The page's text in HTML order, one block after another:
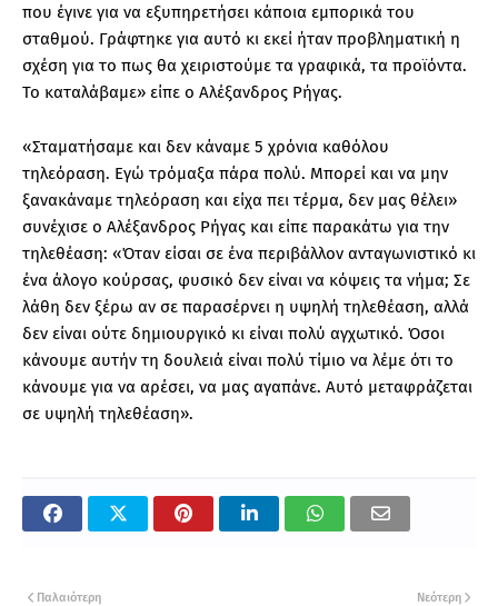
που έγινε για να εξυπηρετήσει κάποια εμπορικά του
σταθμού. Γράφτηκε για αυτό κι εκεί ήταν προβληματική η
σχέση για το πως θα χειριστούμε τα γραφικά, τα προϊόντα.
Το καταλάβαμε» είπε ο Αλέξανδρος Ρήγας.
«Σταματήσαμε και δεν κάναμε 5 χρόνια καθόλου
τηλεόραση. Εγώ τρόμαξα πάρα πολύ. Μπορεί και να μην
ξανακάναμε τηλεόραση και είχα πει τέρμα, δεν μας θέλει»
συνέχισε ο Αλέξανδρος Ρήγας και είπε παρακάτω για την
τηλεθέαση: «Όταν είσαι σε ένα περιβάλλον ανταγωνιστικό κι
ένα άλογο κούρσας, φυσικό δεν είναι να κόψεις τα νήμα; Σε
λάθη δεν ξέρω αν σε παρασέρνει η υψηλή τηλεθέαση, αλλά
δεν είναι ούτε δημιουργικό κι είναι πολύ αγχωτικό. Όσοι
κάνουμε αυτήν τη δουλειά είναι πολύ τίμιο να λέμε ότι το
κάνουμε για να αρέσει, να μας αγαπάνε. Αυτό μεταφράζεται
σε υψηλή τηλεθέαση».
Νεότερη
Παλαιότερη